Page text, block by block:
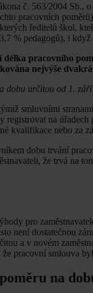
č. 563/2004 Sb.,
pracovních
ředitelů škol,
% pedagogů), i
délka pracovního
nejvýše
určitou od 1.
smluvními
registrovat na
kvalifikace nebo za
dobu trvání
že trvá na
pro
není dostatečnou
a v novém
pracovní smlouva
na